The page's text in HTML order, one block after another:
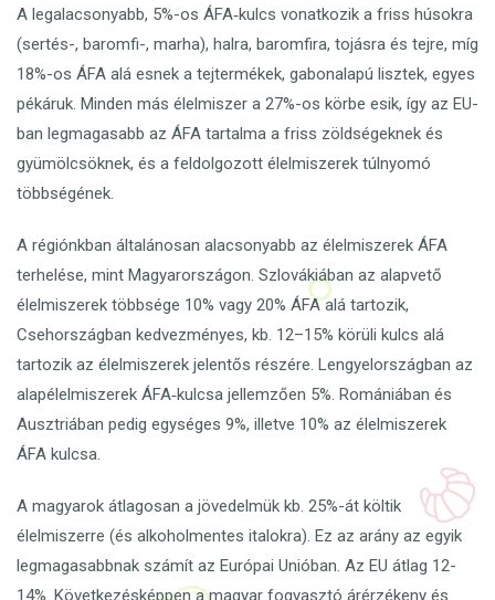
A legalacsonyabb, 5%-os ÁFA‑kulcs vonatkozik a friss húsokra
(sertés-, baromfi-, marha), halra, baromfira, tojásra és tejre, míg
18%-os ÁFA alá esnek a tejtermékek, gabonalapú lisztek, egyes
pékáruk. Minden más élelmiszer a 27%-os körbe esik, így az EU-
ban legmagasabb az ÁFA tartalma a friss zöldségeknek és
gyümölcsöknek, és a feldolgozott élelmiszerek túlnyomó
többségének.
A régiónkban általánosan alacsonyabb az élelmiszerek ÁFA
terhelése, mint Magyarországon. Szlovákiában az alapvető
élelmiszerek többsége 10% vagy 20% ÁFA alá tartozik,
Csehországban kedvezményes, kb. 12–15% körüli kulcs alá
tartozik az élelmiszerek jelentős részére. Lengyelországban az
alapélelmiszerek ÁFA‑kulcsa jellemzően 5%. Romániában és
Ausztriában pedig egységes 9%, illetve 10% az élelmiszerek
ÁFA kulcsa.
A magyarok átlagosan a jövedelmük kb. 25%-át költik
élelmiszerre (és alkoholmentes italokra). Ez az arány az egyik
legmagasabbnak számít az Európai Unióban. Az EU átlag 12-
14%. Következésképpen a magyar fogyasztó árérzékeny és